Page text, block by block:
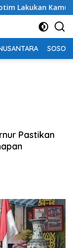
Kamuflase
SOSOK
Pastikan